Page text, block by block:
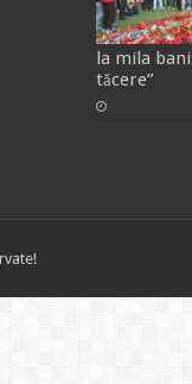
la mila
tăcere”